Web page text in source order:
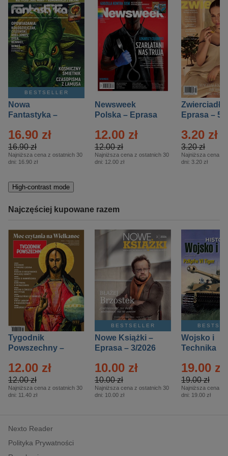
BESTSELLER
Nowa
Fantastyka –
16.90 zł
16.90 zł
Najniższa cena z ostatnich 30
dni: 16.90 zł
Newsweek
Polska – Eprasa
12.00 zł
12.00 zł
Najniższa cena z ostatnich 30
dni: 12.00 zł
Zwierciadło
Eprasa – 5/
3.20 zł
3.20 zł
Najniższa cena z
dni: 3.20 zł
High-contrast mode
Najczęściej kupowane razem
Tygodnik
Powszechny –
12.00 zł
12.00 zł
Najniższa cena z ostatnich 30
dni: 11.40 zł
BESTSELLER
Nowe Książki –
Eprasa – 3/2026
10.00 zł
10.00 zł
Najniższa cena z ostatnich 30
dni: 10.00 zł
Wojsko i
Technika
– 2/2026
19.00 zł
19.00 zł
Najniższa cena z
dni: 19.00 zł
Nexto Reader
Polityka Prywatności